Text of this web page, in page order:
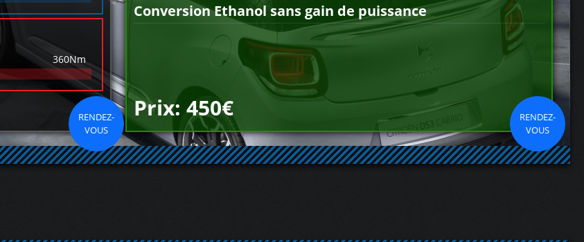
360Nm
RENDEZ-
VOUS
Conversion Ethanol sans gain de puissance
Prix: 450€
RENDEZ-
VOUS